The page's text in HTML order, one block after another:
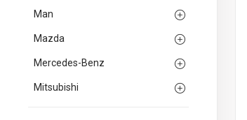
Man
Mazda
Mercedes-Benz
Mitsubishi